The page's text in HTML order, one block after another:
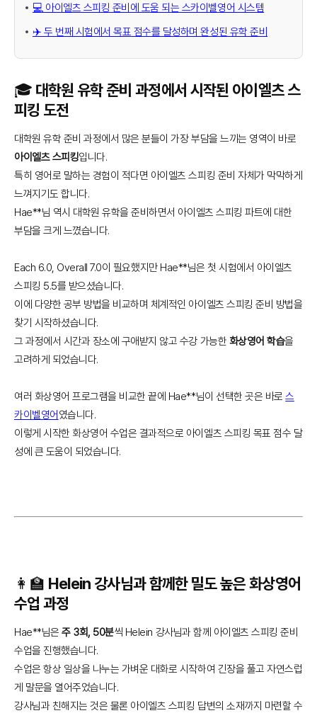
💻 아이엘츠 스피킹 준비에 도움 되는 스카이벨영어 시스템
✈️ 두 번째 시험에서 목표 점수를 달성하며 완성된 유학 준비
🎓 대학원 유학 준비 과정에서 시작된 아이엘츠 스
피킹 도전
대학원 유학 준비 과정에서 많은 분들이 가장 부담을 느끼는 영역이 바로
아이엘츠 스피킹입니다.
특히 영어로 말하는 경험이 적다면 아이엘츠 스피킹 준비 자체가 막막하게
느껴지기도 합니다.
Hae**님 역시 대학원 유학을 준비하면서 아이엘츠 스피킹 파트에 대한
부담을 크게 느꼈습니다.
Each 6.0, Overall 7.0이 필요했지만 Hae**님은 첫 시험에서 아이엘츠
스피킹 5.5를 받으셨습니다.
이에 다양한 공부 방법을 비교하며 체계적인 아이엘츠 스피킹 준비 방법을
찾기 시작하셨습니다.
그 과정에서 시간과 장소에 구애받지 않고 수강 가능한 화상영어 학습을
고려하게 되었습니다.
여러 화상영어 프로그램을 비교한 끝에 Hae**님이 선택한 곳은 바로스
카이벨영어였습니다.
이렇게 시작한 화상영어 수업은 결과적으로 아이엘츠 스피킹 목표 점수 달
성에 큰 도움이 되었습니다.
👩‍🏫 Helein 강사님과 함께한 밀도 높은 화상영어
수업 과정
Hae**님은주 3회, 50분씩 Helein 강사님과 함께 아이엘츠 스피킹 준비
수업을 진행했습니다.
수업은 항상 일상을 나누는 가벼운 대화로 시작하여 긴장을 풀고 자연스럽
게 말문을 열어주었습니다.
강사님과 친해지는 것은 물론 아이엘츠 스피킹 답변의 소재까지 마련할 수